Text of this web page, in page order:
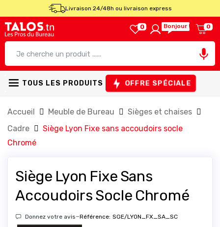
Livraison 24/48h ou livraison express
0 Bonjour ! 0

TOUS LES PRODUITS OFFRE SPÉCIALE
Accueil Meuble de Bureau
Sièges et chaises
Cadre
Siège Lyon Fixe sans accoudoirs socle
Chromé
Siège Lyon Fixe Sans
Accoudoirs Socle Chromé
Donnez votre avis-Référence: SGE/LYON_FX_SA_SC